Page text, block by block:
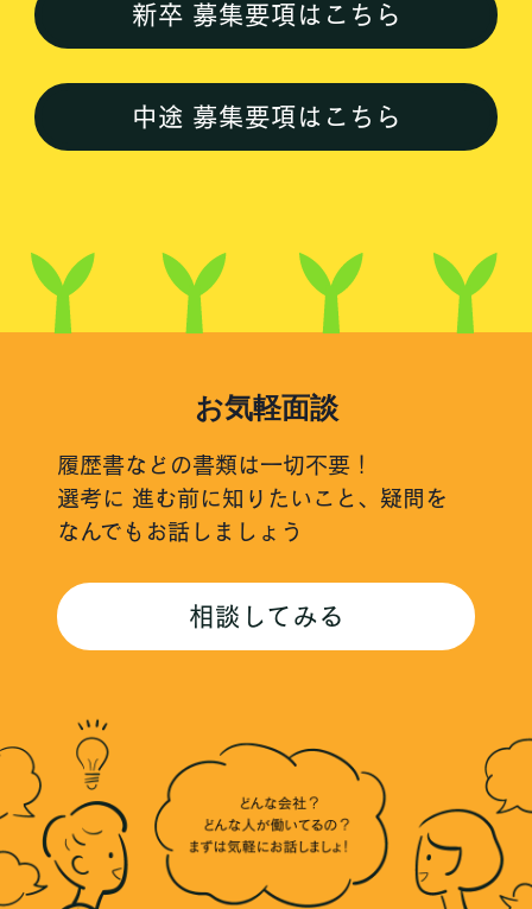
新卒 募集要項はこちら
中途 募集要項はこちら
お気軽面談
履歴書などの書類は一切不要！
選考に 進む前に知りたいこと、 疑問を
なんでもお話しましょう
相談してみる